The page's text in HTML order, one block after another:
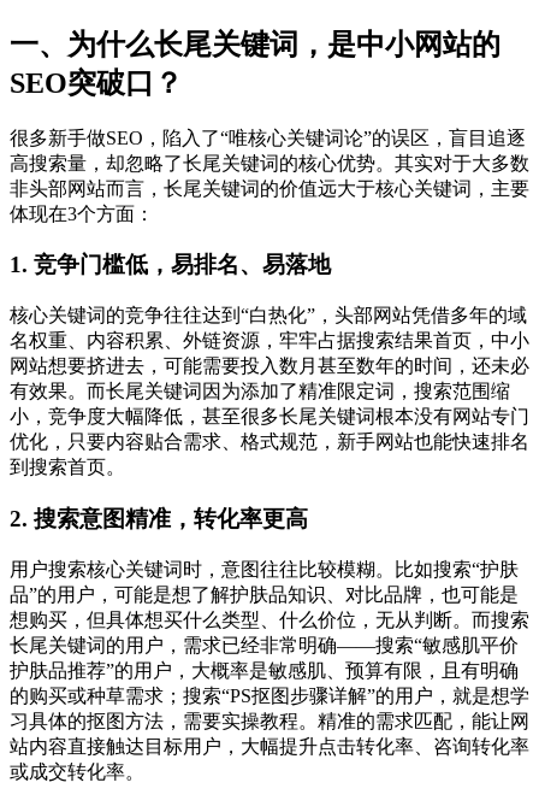
一、为什么长尾关键词，是中小网站的
SEO突破口？
很多新手做SEO，陷入了“唯核心关键词论”的误区，盲目追逐
高搜索量，却忽略了长尾关键词的核心优势。其实对于大多数
非头部网站而言，长尾关键词的价值远大于核心关键词，主要
体现在3个方面：
1. 竞争门槛低，易排名、易落地
核心关键词的竞争往往达到“白热化”，头部网站凭借多年的域
名权重、内容积累、外链资源，牢牢占据搜索结果首页，中小
网站想要挤进去，可能需要投入数月甚至数年的时间，还未必
有效果。而长尾关键词因为添加了精准限定词，搜索范围缩
小，竞争度大幅降低，甚至很多长尾关键词根本没有网站专门
优化，只要内容贴合需求、格式规范，新手网站也能快速排名
到搜索首页。
2. 搜索意图精准，转化率更高
用户搜索核心关键词时，意图往往比较模糊。比如搜索“护肤
品”的用户，可能是想了解护肤品知识、对比品牌，也可能是
想购买，但具体想买什么类型、什么价位，无从判断。而搜索
长尾关键词的用户，需求已经非常明确——搜索“敏感肌平价
护肤品推荐”的用户，大概率是敏感肌、预算有限，且有明确
的购买或种草需求；搜索“PS抠图步骤详解”的用户，就是想学
习具体的抠图方法，需要实操教程。精准的需求匹配，能让网
站内容直接触达目标用户，大幅提升点击转化率、咨询转化率
或成交转化率。